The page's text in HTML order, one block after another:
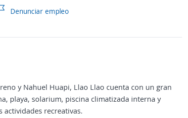
Denunciar empleo
y Nahuel Huapi, Llao Llao cuenta con un gran
playa, solarium, piscina climatizada interna y
actividades recreativas.